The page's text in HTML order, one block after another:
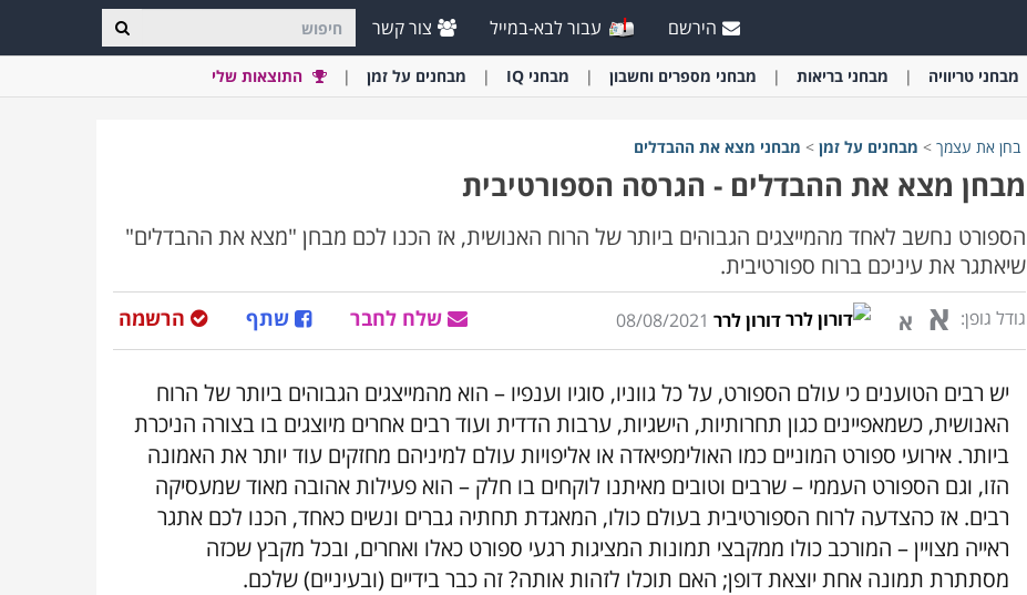
הירשם עבור לבא-במייל צור קשר
מבחני טריוויה מבחני בריאות מבחני מספרים וחשבון מבחני IQ מבחנים על זמן התוצאות שלי
בחן את עצמך > מבחנים על זמן > מבחני מצא את ההבדלים
מבחן מצא את ההבדלים - הגרסה הספורטיבית
הספורט נחשב לאחד מהמייצגים הגבוהים ביותר של הרוח האנושית, אז הכנו לכם מבחן "מצא את ההבדלים"
שיאתגר את עיניכם ברוח ספורטיבית.
גודל גופן: א א דורון לרר 08/08/2021 הרשמה שתף שלח לחבר
יש רבים הטוענים כי עולם הספורט, על כל גווניו, סוגיו וענפיו – הוא מהמייצגים הגבוהים ביותר של הרוח
האנושית, כשמאפיינים כגון תחרותיות, הישגיות, ערבות הדדית ועוד רבים אחרים מיוצגים בו בצורה הניכרת
ביותר. אירועי ספורט המוניים כמו האולימפיאדה או אליפויות עולם למיניהם מחזקים עוד יותר את האמונה
הזו, וגם הספורט העממי – שרבים וטובים מאיתנו לוקחים בו חלק – הוא פעילות אהובה מאוד שמעסיקה
רבים. אז כהצדעה לרוח הספורטיבית בעולם כולו, המאגדת תחתיה גברים ונשים כאחד, הכנו לכם אתגר
ראייה מצויין – המורכב כולו ממקבצי תמונות המציגות רגעי ספורט כאלו ואחרים, ובכל מקבץ שכזה
מסתתרת תמונה אחת יוצאת דופן; האם תוכלו לזהות אותה? זה כבר בידיים (ובעיניים) שלכם.